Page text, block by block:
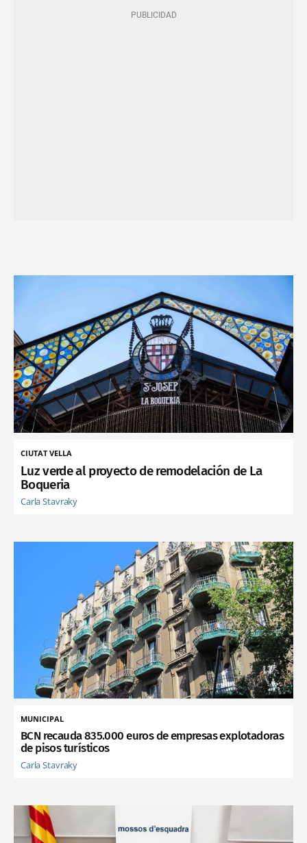
CIUTAT VELLA
Luz verde al proyecto de remodelación de La
Boqueria
Carla Stavraky
MUNICIPAL
BCN recauda 835.000 euros de empresas explotadoras
de pisos turísticos
Carla Stavraky